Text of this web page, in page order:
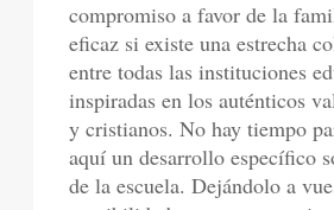
compromiso a favor de la
eficaz si existe una estrecha
entre todas las instituciones
inspiradas en los auténticos
y cristianos. No hay tiempo
aquí un desarrollo específico
de la escuela. Dejándolo a